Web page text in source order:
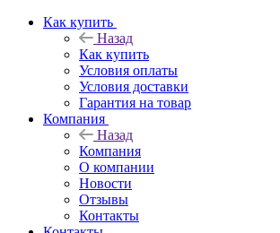
Как купить
Назад
Как купить
Условия оплаты
Условия доставки
Гарантия на товар
Компания
Назад
Компания
О компании
Новости
Отзывы
Контакты